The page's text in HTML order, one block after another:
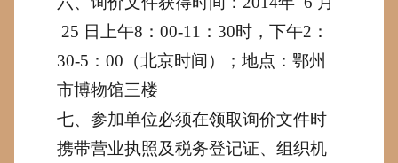
25 日上午8 ： 00-11 ： 30时，下午2 ：
30-5 ： 00 （北京时间）；地点：鄂州
市博物馆三楼
七、参加单位必须在领取询价文件时
携带营业执照及税务登记证、组织机